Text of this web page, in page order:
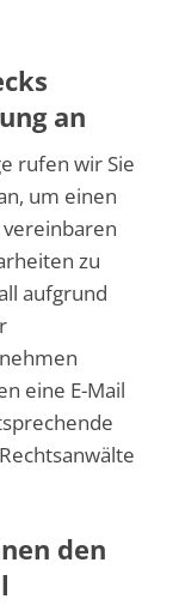
an
rufen wir Sie
um einen
zu
aufgrund
eine E-Mail
den